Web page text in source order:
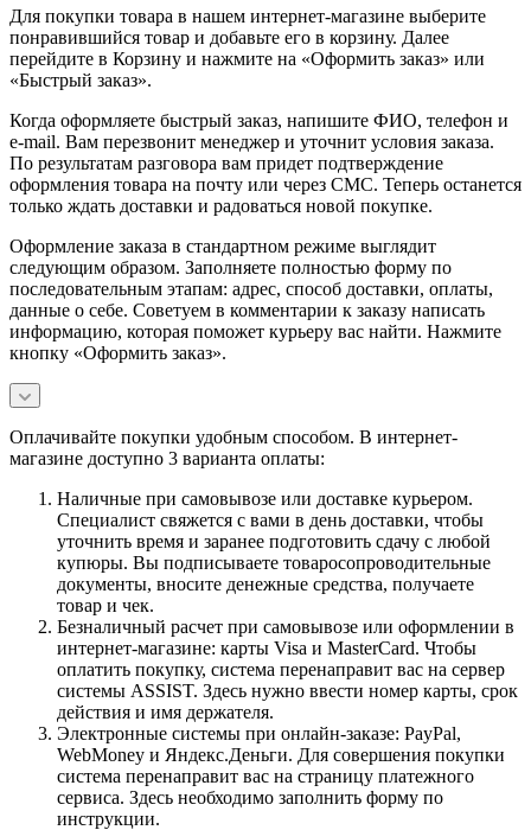
Для покупки товара в нашем интернет-магазине выберите
понравившийся товар и добавьте его в корзину. Далее
перейдите в Корзину и нажмите на «Оформить заказ» или
«Быстрый заказ».
Когда оформляете быстрый заказ, напишите ФИО, телефон и
e-mail. Вам перезвонит менеджер и уточнит условия заказа.
По результатам разговора вам придет подтверждение
оформления товара на почту или через СМС. Теперь останется
только ждать доставки и радоваться новой покупке.
Оформление заказа в стандартном режиме выглядит
следующим образом. Заполняете полностью форму по
последовательным этапам: адрес, способ доставки, оплаты,
данные о себе. Советуем в комментарии к заказу написать
информацию, которая поможет курьеру вас найти. Нажмите
кнопку «Оформить заказ».
Оплачивайте покупки удобным способом. В интернет-
магазине доступно 3 варианта оплаты:
Наличные при самовывозе или доставке курьером.
Специалист свяжется с вами в день доставки, чтобы
уточнить время и заранее подготовить сдачу с любой
купюры. Вы подписываете товаросопроводительные
документы, вносите денежные средства, получаете
товар и чек.
Безналичный расчет при самовывозе или оформлении в
интернет-магазине: карты Visa и MasterCard. Чтобы
оплатить покупку, система перенаправит вас на сервер
системы ASSIST. Здесь нужно ввести номер карты, срок
действия и имя держателя.
Электронные системы при онлайн-заказе: PayPal,
WebMoney и Яндекс.Деньги. Для совершения покупки
система перенаправит вас на страницу платежного
сервиса. Здесь необходимо заполнить форму по
инструкции.